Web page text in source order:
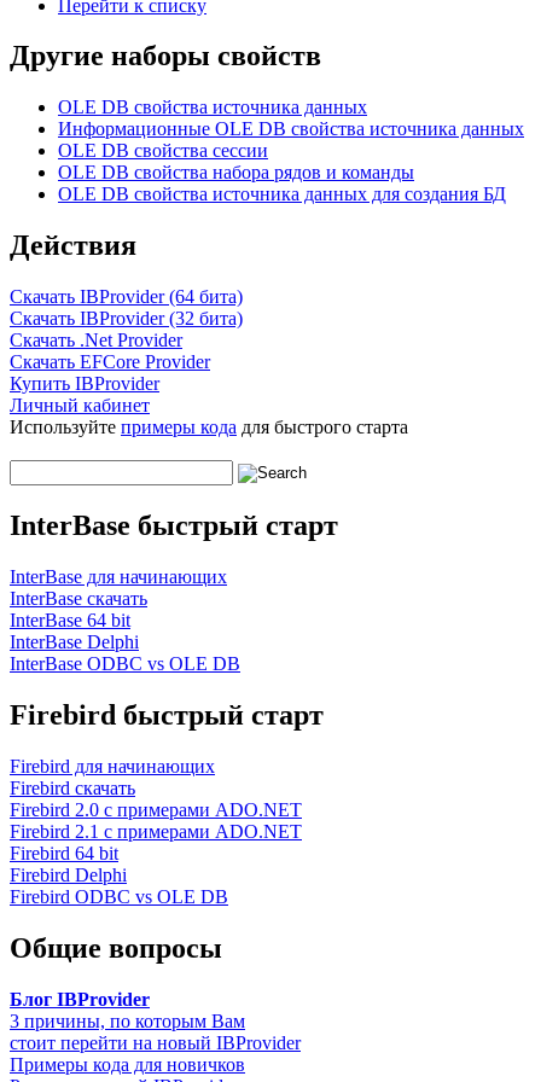
Перейти к списку
Другие наборы свойств
OLE DB свойства источника данных
Информационные OLE DB свойства источника данных
OLE DB свойства сессии
OLE DB свойства набора рядов и команды
OLE DB свойства источника данных для создания БД
Действия
Скачать IBProvider (64 бита)
Скачать IBProvider (32 бита)
Скачать .Net Provider
Скачать EFCore Provider
Купить IBProvider
Личный кабинет
Используйте примеры кода для быстрого старта
InterBase быстрый старт
InterBase для начинающих
InterBase скачать
InterBase 64 bit
InterBase Delphi
InterBase ODBC vs OLE DB
Firebird быстрый старт
Firebird для начинающих
Firebird скачать
Firebird 2.0 с примерами ADO.NET
Firebird 2.1 с примерами ADO.NET
Firebird 64 bit
Firebird Delphi
Firebird ODBC vs OLE DB
Общие вопросы
Блог IBProvider
3 причины, по которым Вам
стоит перейти на новый IBProvider
Примеры кода для новичков